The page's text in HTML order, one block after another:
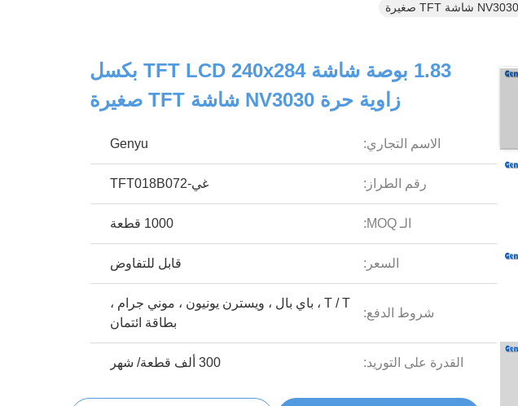
1.83 بوصة شاشة TFT LCD 240x284 بكسل
زاوية حرة NV3030 شاشة TFT صغيرة
الاسم التجاري: Genyu
رقم الطراز: غي-TFT018B072
الـ MOQ: 1000 قطعة
السعر: قابل للتفاوض
شروط الدفع:
T / T ، باي بال ، ويسترن يونيون ، موني جرام ،
بطاقة ائتمان
القدرة على التوريد: 300 ألف قطعة/ شهر